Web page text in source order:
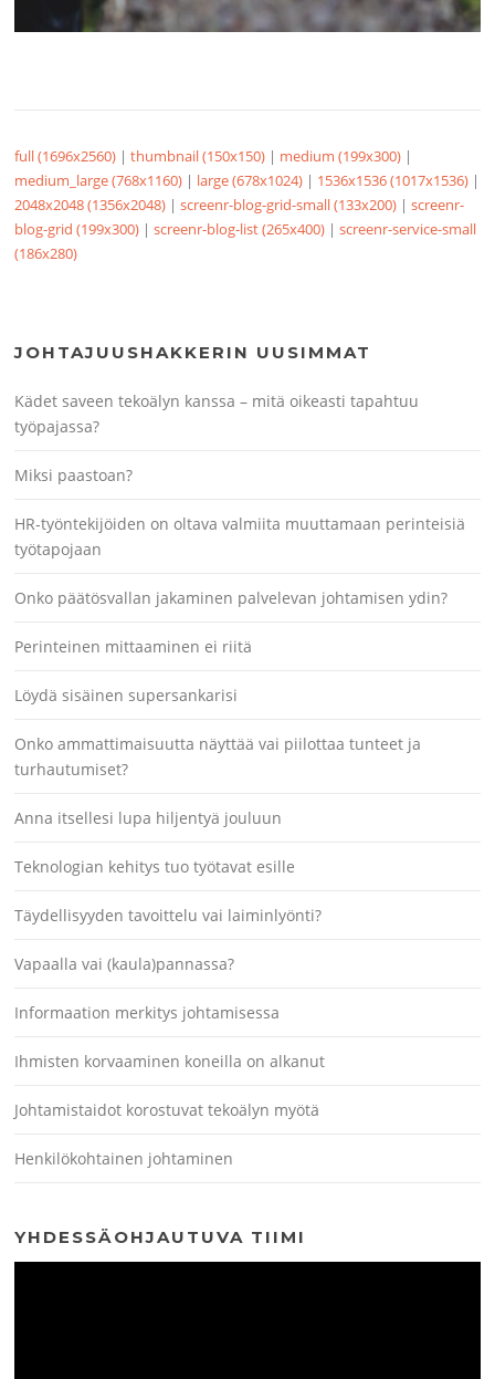
full (1696x2560) |thumbnail (150x150) | medium (199x300) |
medium_large (768x1160) | large (678x1024) | 1536x1536 (1017x1536) |
2048x2048 (1356x2048) |screenr-blog-grid-small (133x200) |screenr-
blog-grid (199x300) |screenr-blog-list (265x400) |screenr-service-small
(186x280)
JOHTAJUUSHAKKERIN UUSIMMAT
Kädet saveen tekoälyn kanssa – mitä oikeasti tapahtuu
työpajassa?
Miksi paastoan?
HR-työntekijöiden on oltava valmiita muuttamaan perinteisiä
työtapojaan
Onko päätösvallan jakaminen palvelevan johtamisen ydin?
Perinteinen mittaaminen ei riitä
Löydä sisäinen supersankarisi
Onko ammattimaisuutta näyttää vai piilottaa tunteet ja
turhautumiset?
Anna itsellesi lupa hiljentyä jouluun
Teknologian kehitys tuo työtavat esille
Täydellisyyden tavoittelu vai laiminlyönti?
Vapaalla vai (kaula)pannassa?
Informaation merkitys johtamisessa
Ihmisten korvaaminen koneilla on alkanut
Johtamistaidot korostuvat tekoälyn myötä
Henkilökohtainen johtaminen
YHDESSÄOHJAUTUVA TIIMI